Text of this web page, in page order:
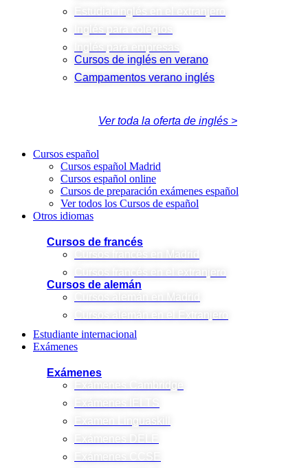
Estudiar inglés en el extranjero
Inglés para colegios
Inglés para empresas
Cursos de inglés en verano
Campamentos verano inglés
Ver toda la oferta de inglés >
Cursos español
Cursos español Madrid
Cursos español online
Cursos de preparación exámenes español
Ver todos los Cursos de español
Otros idiomas
Cursos de francés
Cursos francés en Madrid
Cursos de alemán
Cursos alemán en Madrid
Cursos alemán en el Extranjero
Estudiante internacional
Exámenes
Exámenes
Exámenes Cambridge
Exámenes IELTS
Examen Linguaskill
Exámenes DELE
Exámenes CCSE